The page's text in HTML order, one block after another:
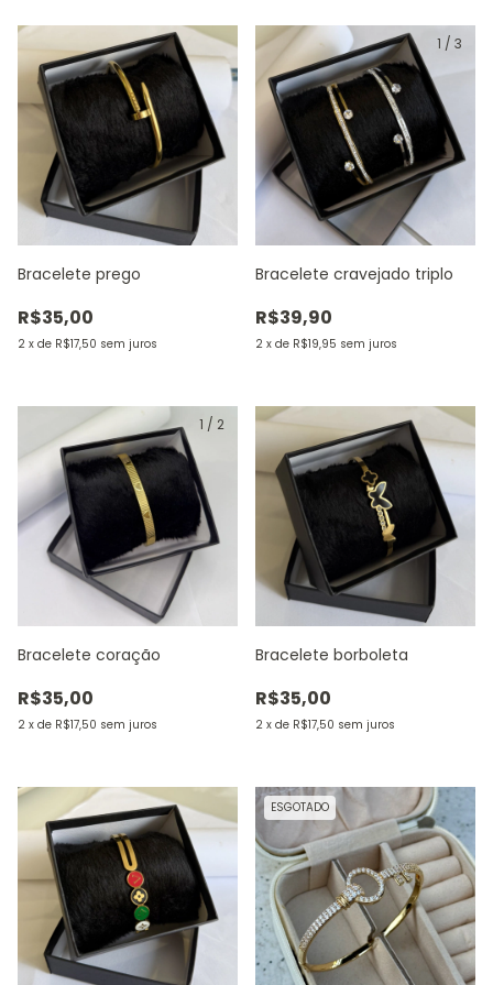
Bracelete prego
R$35,00
2 x de R$17,50 sem juros
1 / 3
Bracelete cravejado triplo
R$39,90
2 x de R$19,95 sem juros
1 / 2
Bracelete coração
R$35,00
2 x de R$17,50 sem juros
Bracelete borboleta
R$35,00
2 x de R$17,50 sem juros
ESGOTADO